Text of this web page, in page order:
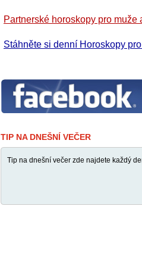
Partnerské horoskopy pro muže
Stáhněte si denní Horoskopy
TIP NA DNEŠNÍ VEČER
Tip na dnešní večer zde najdete každý